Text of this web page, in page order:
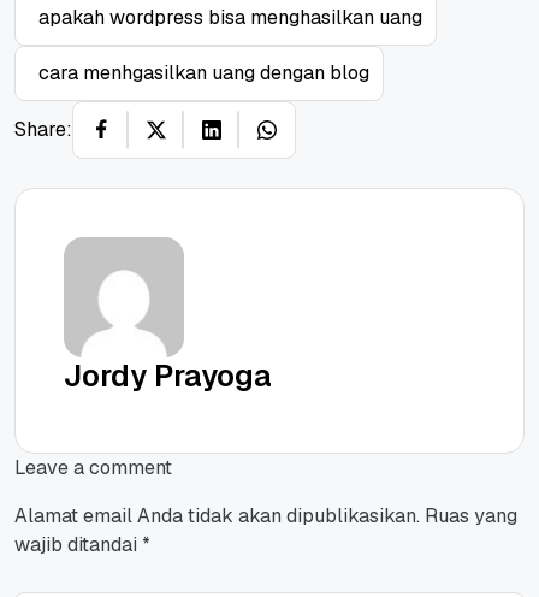
apakah wordpress bisa menghasilkan uang
cara menhgasilkan uang dengan blog
Share:
Jordy Prayoga
Leave a comment
Alamat email Anda tidak akan dipublikasikan. Ruas yang
wajib ditandai *